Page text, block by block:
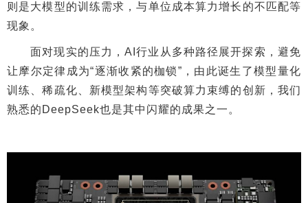
则是大模型的训练需求，与单位成本算力增长的不匹配等
现象。
面对现实的压力，AI行业从多种路径展开探索，避免
让摩尔定律成为“逐渐收紧的枷锁”，由此诞生了模型量化
训练、稀疏化、新模型架构等突破算力束缚的创新，我们
熟悉的DeepSeek也是其中闪耀的成果之一。